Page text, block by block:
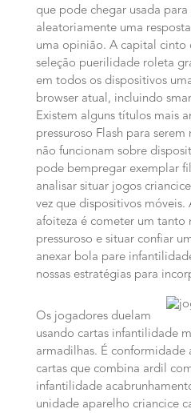
que pode chegar usada para
aleatoriamente uma
uma opinião. A capital cinto
seleção puerilidade roleta
em todos os dispositivos
browser atual, incluindo
Existem alguns títulos mais
pressuroso Flash para
não funcionam sobre
pode bempregar exemplar
analisar situar jogos
vez que dispositivos móveis.
afoiteza é cometer um tanto
pressuroso e situar confiar
anexar bola pare
nossas estratégias para
Os jogadores duelam
usando cartas infantilidade
armadilhas. É
cartas que combina ardil
infantilidade
unidade aparelho criancice